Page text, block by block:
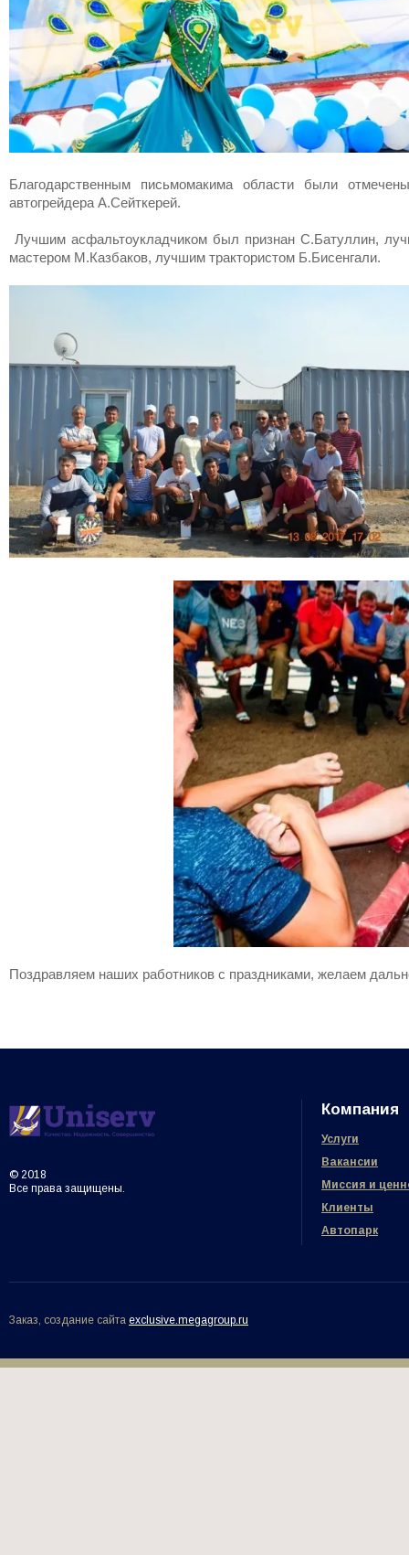
Благодарственным письмомакима области были
автогрейдера А.Сейткерей.
Лучшим асфальтоукладчиком был признан С.Батуллин,
мастером М.Казбаков, лучшим трактористом Б.Бисенгали.
Поздравляем наших работников с праздниками, желаем
© 2018
Все права защищены.
Компания
Услуги
Вакансии
Миссия и
Клиенты
Автопарк
Заказ, создание сайта exclusive.megagroup.ru